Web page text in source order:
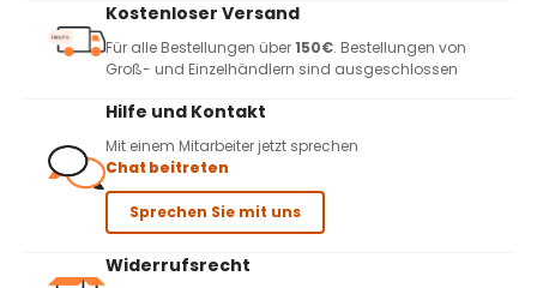
Kostenloser Versand
Für alle Bestellungen über150€. Bestellungen von
Groß- und Einzelhändlern sind ausgeschlossen
Hilfe und Kontakt
Mit einem Mitarbeiter jetzt sprechen
Chat beitreten
Sprechen Sie mit uns
Widerrufsrecht